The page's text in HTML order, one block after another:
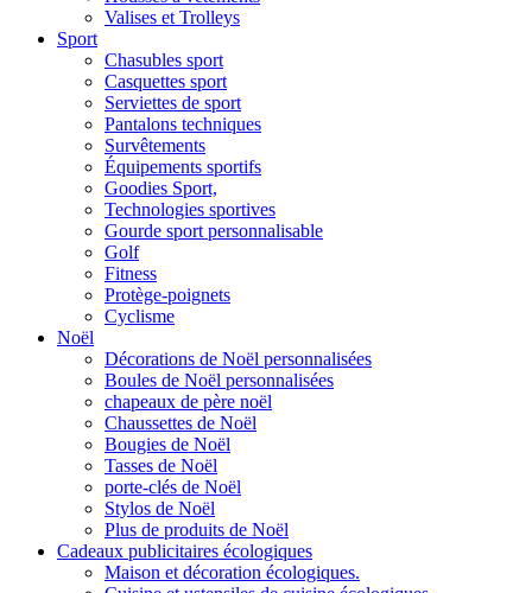
Valises et Trolleys
Sport
Chasubles sport
Casquettes sport
Serviettes de sport
Pantalons techniques
Survêtements
Équipements sportifs
Goodies Sport,
Technologies sportives
Gourde sport personnalisable
Golf
Fitness
Protège-poignets
Cyclisme
Noël
Décorations de Noël personnalisées
Boules de Noël personnalisées
chapeaux de père noël
Chaussettes de Noël
Bougies de Noël
Tasses de Noël
porte-clés de Noël
Stylos de Noël
Plus de produits de Noël
Cadeaux publicitaires écologiques
Maison et décoration écologiques.